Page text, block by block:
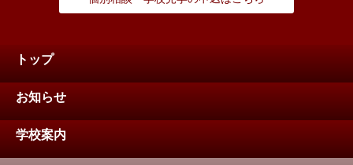
トップ
お知らせ
学校案内